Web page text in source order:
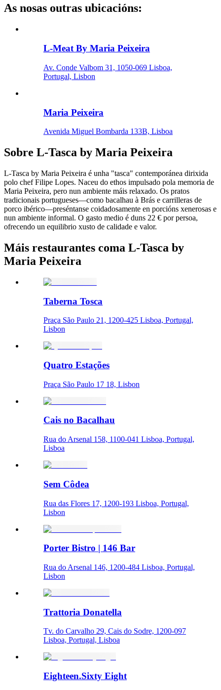
As nosas outras ubicacións:
L-Meat By Maria Peixeira
Av. Conde Valbom 31, 1050-069 Lisboa,
Portugal, Lisbon
Maria Peixeira
Avenida Miguel Bombarda 133B, Lisboa
Sobre L-Tasca by Maria Peixeira
L-Tasca by Maria Peixeira é unha "tasca" contemporánea dirixida
polo chef Filipe Lopes. Naceu do ethos impulsado pola memoria de
Maria Peixeira, pero nun ambiente máis relaxado. Os pratos
tradicionais portugueses—como bacalhau à Brás e carrilleras de
porco ibérico—preséntanse coidadosamente en porcións xenerosas e
nun ambiente informal. O gasto medio é duns 22 € por persoa,
ofrecendo un equilibrio xusto de calidade e valor.
Máis restaurantes coma L-Tasca by
Maria Peixeira
Taberna Tosca
Praça São Paulo 21, 1200-425 Lisboa, Portugal,
Lisbon
Quatro Estações
Praça São Paulo 17 18, Lisbon
Cais no Bacalhau
Rua do Arsenal 158, 1100-041 Lisboa, Portugal,
Lisboa
Sem Côdea
Rua das Flores 17, 1200-193 Lisboa, Portugal,
Lisbon
Porter Bistro | 146 Bar
Rua do Arsenal 146, 1200-484 Lisboa, Portugal,
Lisbon
Trattoria Donatella
Tv. do Carvalho 29, Cais do Sodre, 1200-097
Lisboa, Portugal, Lisboa
Eighteen.Sixty Eight